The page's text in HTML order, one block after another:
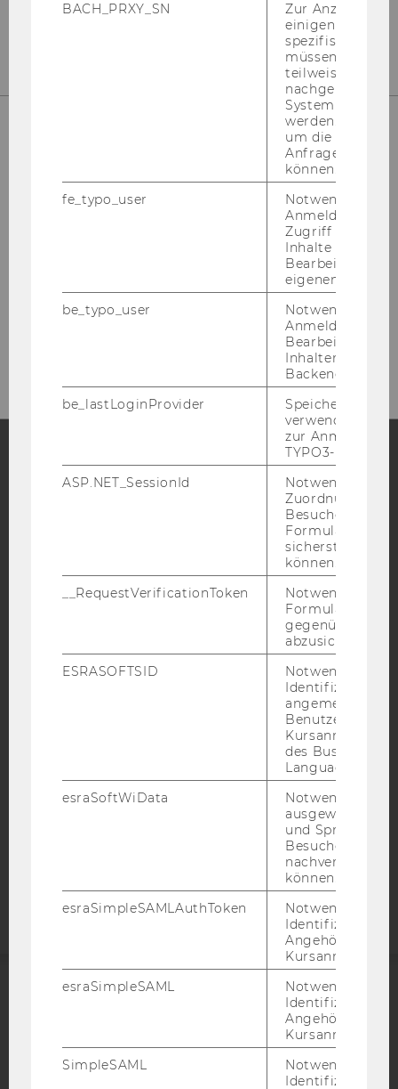
Department für Marketing
Gebäude D2, Eingang A, 1. und 2. OG
Facebook Blog
Bluesky
BARRIEREFREIHEITSERKLÄRUNG WEBSEITE
DATENSCHUTZERKLÄRUNG
DATENSCHUTZERKLÄRUNG SOCIAL MEDIA
DATENSCHUTZERKLÄRUNG
COOKIE EINSTELLUNGEN
Barrierefreiheitserklärung
BACH_PRXY_SN
Zur Anzeige von
einigen WU-
spezifischen
müssen
teilweise von
nachgelagerten
System
werden.
um die Antwort
Anfrage
können.
fe_typo_user
Notwendig für
Anmeldung und
Zugriff auf
Inhalte oder zur
Bearbeitung des
eigenen Profils.
be_typo_user
Notwendig für
Anmeldung und
Bearbeitung von
Inhalten im
Backend.
be_lastLoginProvider
Speichert die
verwendete
zur Anmeldung
TYPO3-Backend.
ASP.NET_SessionId
Notwendig, um
Zuordnung von
Besucher zu
sicherstellen zu
können.
__RequestVerificationToken
Notwendig, um
gegenüber
abzusichern.
ESRASOFTSID
Notwendig zur
Identifizierung
angemeldeten
Benutzers im
des Business
Language
esraSoftWiData
Notwendig um
ausgewählte
und
Besuchers
nachverfolgen
können.
esraSimpleSAMLAuthToken
Notwendig zur
Identifizierung
Angehörige/r für
Kursanmeldung.
esraSimpleSAML
Notwendig zur
Identifizierung
Angehörige/r für
Kursanmeldung.
SimpleSAML
Notwendig zur
Identifizierung